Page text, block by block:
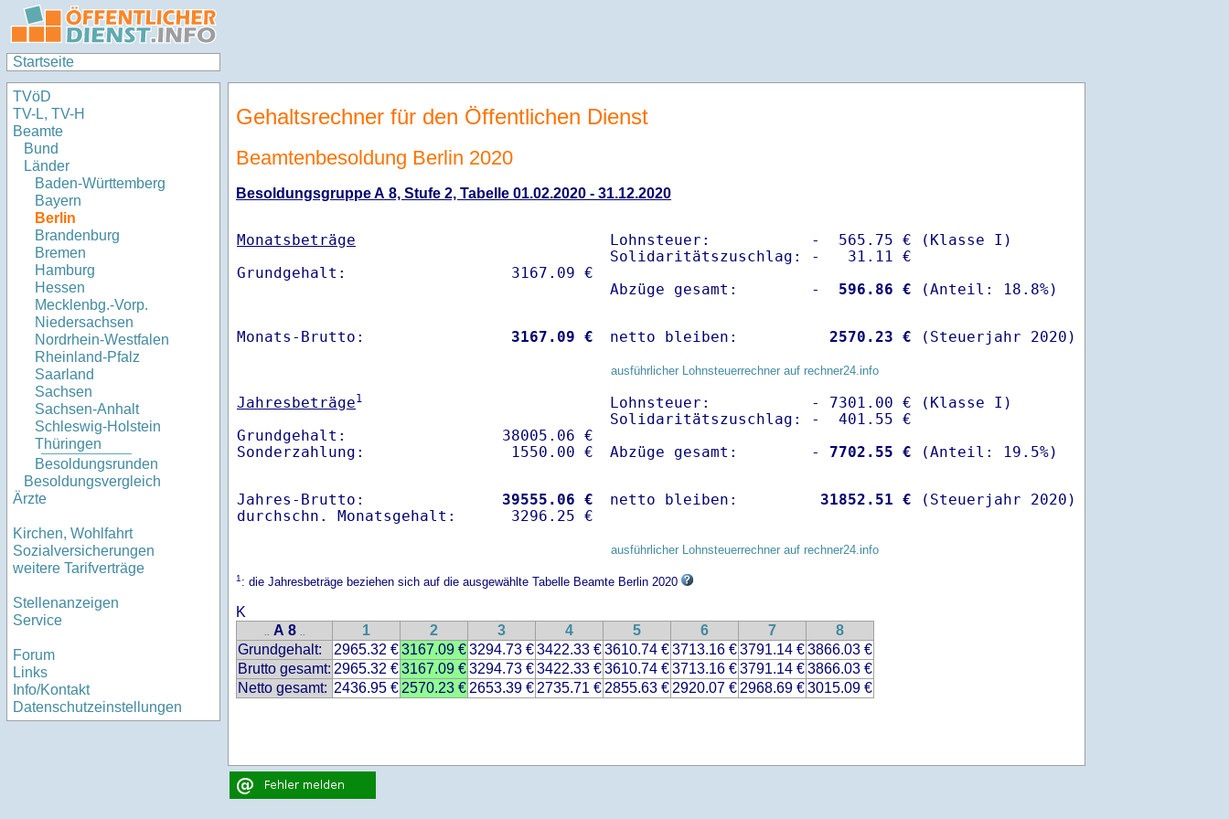
Startseite
TVöD
TV-L, TV-H
Beamte
Bund
Länder
Baden-Württemberg
Bayern
Berlin
Brandenburg
Bremen
Hamburg
Hessen
Mecklenbg.-Vorp.
Niedersachsen
Nordrhein-Westfalen
Rheinland-Pfalz
Saarland
Sachsen
Sachsen-Anhalt
Schleswig-Holstein
Thüringen
Besoldungsrunden
Besoldungsvergleich
Ärzte
Kirchen, Wohlfahrt
Sozialversicherungen
weitere Tarifverträge
Stellenanzeigen
Service
Forum
Links
Info/Kontakt
Datenschutzeinstellungen
Gehaltsrechner für den Öffentlichen Dienst
Beamtenbesoldung Berlin 2020
Besoldungsgruppe A 8, Stufe 2, Tabelle 01.02.2020 - 31.12.2020
Monatsbeträge
Lohnsteuer:           -  565.75 € (Klasse I)
Solidaritätszuschlag: -   31.11 €
Abzüge gesamt:        -
  596.86 €
Monats-Brutto: 3167.09 € netto bleiben: 2570.23 € (Steuerjahr 2020)
ausführlicher Lohnsteuerrechner auf rechner24.info
Jahresbeträge1
Grundgehalt:                 38005.06 €
Lohnsteuer:           - 7301.00 € (Klasse I)
Solidaritätszuschlag: -  401.55 €
Abzüge gesamt:        -
7702.55 €
Jahres-Brutto: 39555.06 €
netto bleiben: 31852.51 € (Steuerjahr 2020)
ausführlicher Lohnsteuerrechner auf rechner24.info
1: die Jahresbeträge beziehen sich auf die ausgewählte Tabelle Beamte Berlin 2020
K
.. A 8 .. 1 2 3 4 5 6 7
8
Grundgehalt:
2965.32 €3167.09 €3294.73 €3422.33 €3610.74 €3713.16 €3791.14 €3866.03 €
Brutto gesamt: 2965.32 €3167.09 €3294.73 €3422.33 €3610.74 €3713.16 €3791.14 €3866.03 €
Netto gesamt: 2436.95 € 2570.23 € 2653.39 € 2735.71 € 2855.63 € 2920.07 € 2968.69 €3015.09 €